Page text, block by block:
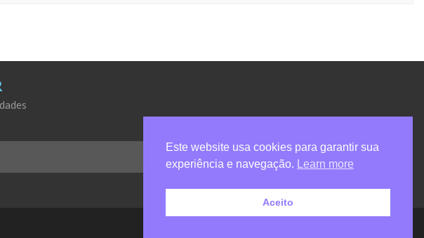
Este website usa cookies para garantir sua
experiência e navegação.
Learn more
Aceito